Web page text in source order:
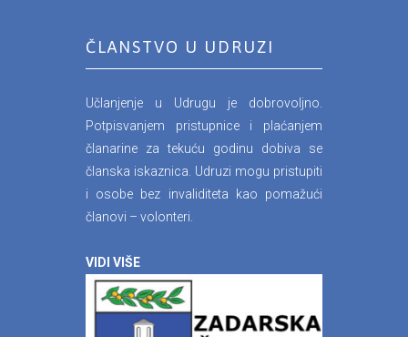
ČLANSTVO U UDRUZI
Učlanjenje u Udrugu je dobrovoljno.
Potpisvanjem pristupnice i plaćanjem
članarine za tekuću godinu dobiva se
članska iskaznica. Udruzi mogu pristupiti
i osobe bez invaliditeta kao pomažući
članovi – volonteri.
VIDI VIŠE